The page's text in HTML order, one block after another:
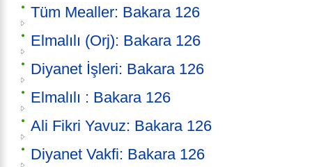
Tüm Mealler: Bakara 126
Elmalılı (Orj): Bakara 126
Diyanet İşleri: Bakara 126
Elmalılı : Bakara 126
Ali Fikri Yavuz: Bakara 126
Diyanet Vakfi: Bakara 126